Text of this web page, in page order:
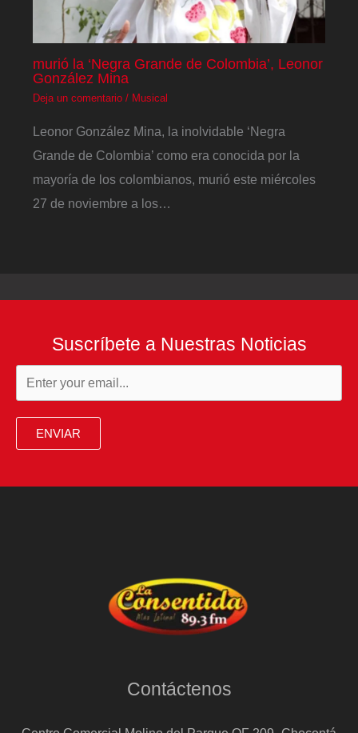
murió la ‘Negra Grande de Colombia’, Leonor
González Mina
Deja un comentario / Musical
Leonor González Mina, la inolvidable ‘Negra
Grande de Colombia’ como era conocida por la
mayoría de los colombianos, murió este miércoles
27 de noviembre a los…
Suscríbete a Nuestras Noticias
ENVIAR
Contáctenos